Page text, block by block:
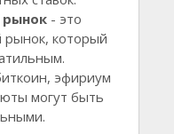
- это
который
эфириум
могут быть